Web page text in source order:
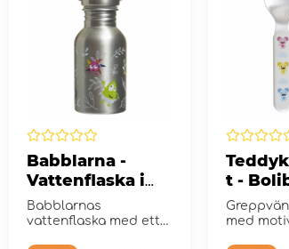
Babblarna -
Vattenflaska i
stål
Babblarnas
vattenflaska med ett
t -
Sked
med